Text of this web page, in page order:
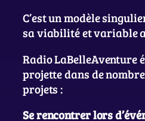
C’est un modèle
sa viabilité et variable
Radio LaBelleAventure
projette dans de
projets :
Se rencontrer lors